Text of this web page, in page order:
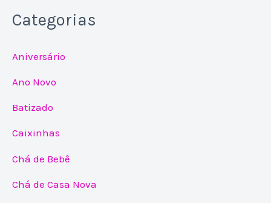
Categorias
Aniversário
Ano Novo
Batizado
Caixinhas
Chá de Bebê
Chá de Casa Nova